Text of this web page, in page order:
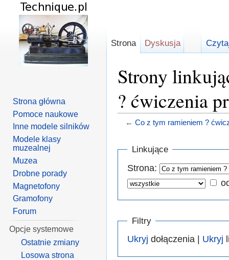
Strony
? ćwiczenia
←Co z tym ramieniem ?
Linkujące
Strona:
Filtry
Ukryj dołączenia | Ukryj
Strona Dyskusja
Strona główna
Pomoce naukowe
Inne modele silników
Modele klasy
muzealnej
Muzea
Drobne porady
Magnetofony
Gramofony
Forum
Opcje systemowe
Ostatnie zmiany
Losowa strona